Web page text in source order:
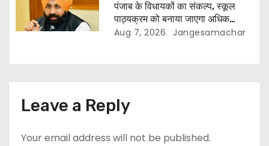
पंजाब के विधायकों का संकल्प, स्कूल
पाठ्यक्रम को बनाया जाएगा अधिक
प्रासंगिक और आधुनिक
Aug 7, 2026 Jangesamachar
Leave a Reply
Your email address will not be published.